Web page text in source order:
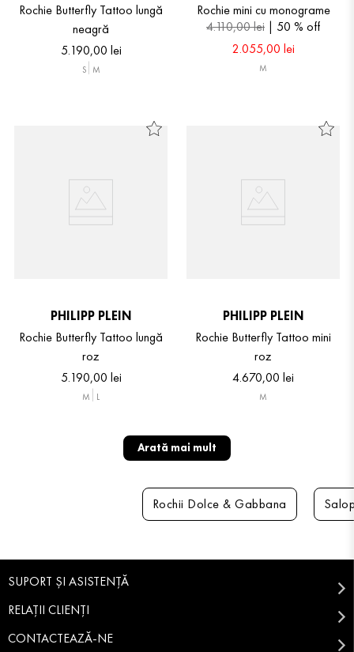
Rochie Butterfly Tattoo lungă
neagră
5.190,00 lei
S M
Rochie mini cu monograme
4.110,00lei 50 % off
2.055,00 lei
M
PHILIPP PLEIN
Rochie Butterfly Tattoo lungă
roz
5.190,00 lei
M L
PHILIPP PLEIN
Rochie Butterfly Tattoo mini
roz
4.670,00 lei
M
Arată mai mult
Rochii Dolce & Gabbana
SUPORT ȘI ASISTENȚĂ
RELAȚII CLIENȚI
CONTACTEAZĂ-NE